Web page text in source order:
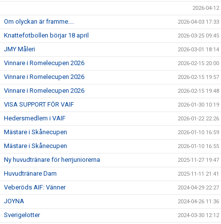
2026-04-12
Om olyckan är framme.... 2026-04-03 17:33
Knattefotbollen börjar 18 april 2026-03-25 09:45
JMY Måleri 2026-03-01 18:14
Vinnare i Romelecupen 2026 2026-02-15 20:00
Vinnare i Romelecupen 2026 2026-02-15 19:57
Vinnare i Romelecupen 2026 2026-02-15 19:48
VISA SUPPORT FÖR VAIF 2026-01-30 10:19
Hedersmedlem i VAIF 2026-01-22 22:26
Mästare i Skånecupen 2026-01-10 16:59
Mästare i Skånecupen 2026-01-10 16:55
Ny huvudtränare för herrjuniorerna 2025-11-27 19:47
Huvudtränare Dam 2025-11-11 21:41
Veberöds AIF: Vänner 2024-04-29 22:27
JOYNA 2024-04-26 11:36
Sverigelotter 2024-03-30 12:12